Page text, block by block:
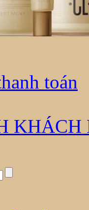
toán
KHÁCH